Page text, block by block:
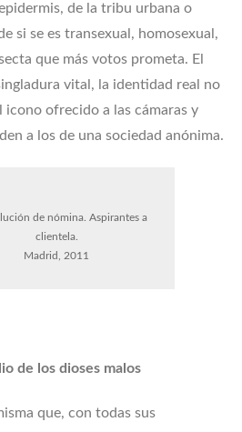
de la tribu urbana o
si se es transexual, homosexual,
que más votos prometa. El
vital, la identidad real no
icono ofrecido a las cámaras y
a los de una sociedad anónima.
de nómina. Aspirantes a
clientela.
Madrid, 2011
de los dioses malos
que, con todas sus